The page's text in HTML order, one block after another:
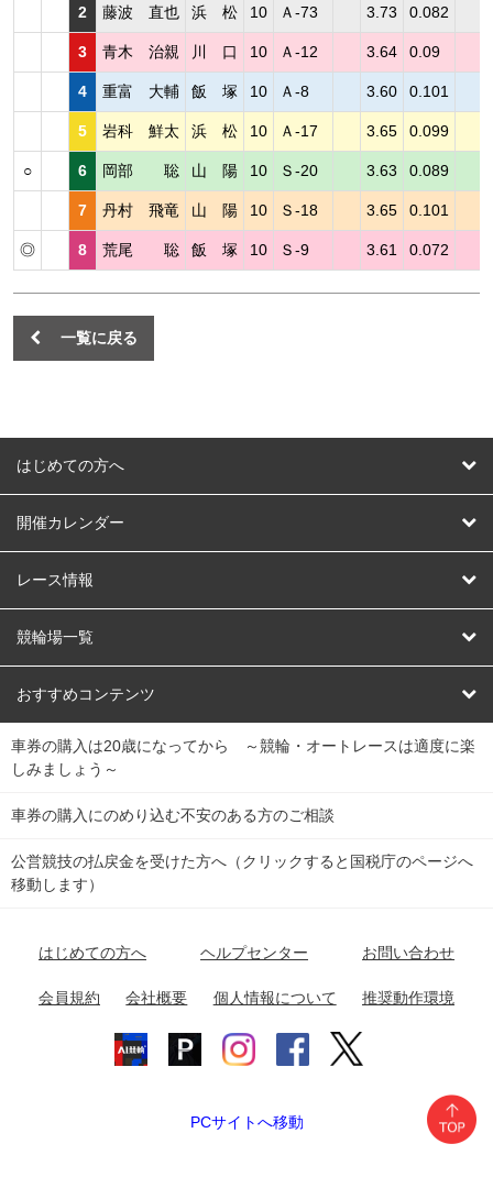
2 藤波 直也 浜 松 10 Ａ-73 3.73 0.082
3 青木 治親 川 口 10 Ａ-12 3.64 0.09
4 重富 大輔 飯 塚 10 Ａ-8 3.60 0.101
5 岩科 鮮太 浜 松 10 Ａ-17 3.65 0.099
○ 6 岡部 聡 山 陽 10 Ｓ-20 3.63 0.089
7 丹村 飛竜 山 陽 10 Ｓ-18 3.65 0.101
◎ 8 荒尾 聡 飯 塚 10 Ｓ-9 3.61 0.072
一覧に戻る
はじめての方へ
はじめての方へ
開催カレンダー
競輪
オートレース
競輪くじ
Dokanto!
チャリロトプラザ
レース情報
レース予想
レース結果
キャリーオーバー一覧
競輪場一覧
北日本 函館競輪場
関
東
弥彦競輪場 前橋競輪場 取手競輪場 宇都宮競輪場
関
東
小田原競輪場
名古屋競輪場 岐阜競輪場 大垣競輪場 豊橋競輪場
富山競輪場 松阪競輪場 四日市競輪場
福井競輪場 奈良競輪場 向日町競輪場
おすすめコンテンツ
競輪選手情報
Perfecta Navi
netkeirin
車券の購入は20歳になってから ～競輪・オートレースは適度に楽
しみましょう～
車券の購入にのめり込む不安のある方のご相談
公営競技の払戻金を受けた方へ（クリックすると国税庁のページへ
移動します）
はじめての方へ ヘルプセンター お問い合わせ
会員規約 会社概要 個人情報について 推奨動作環境
PCサイトへ移動